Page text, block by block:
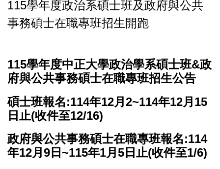
115學年度政治系碩士班及政府與公共
事務碩士在職專班招生開跑
115學年度中正大學政治學系碩士班&政
府與公共事務碩士在職專班招生公告
碩士班報名:114年12月2~114年12月15
日止(收件至12/16)
政府與公共事務碩士在職專班報名:114
年12月9日~115年1月5日止(收件至1/6)